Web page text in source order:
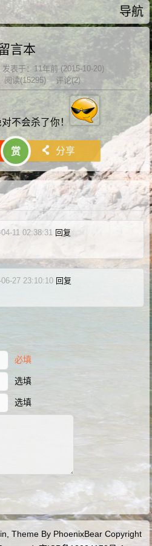
导航
言本
发表于：11年前 (2015-10-20)
阅读(15295) 评论(2)
不会杀了你！
赏 󰄯 分享
11 02:38:31 回复
06-27 23:10:10 回复
必填
选填
选填
Theme By PhoenixBear Copyright